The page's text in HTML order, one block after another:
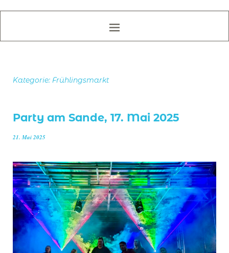
Kategorie: Frühlingsmarkt
Party am Sande, 17. Mai 2025
21. Mai 2025